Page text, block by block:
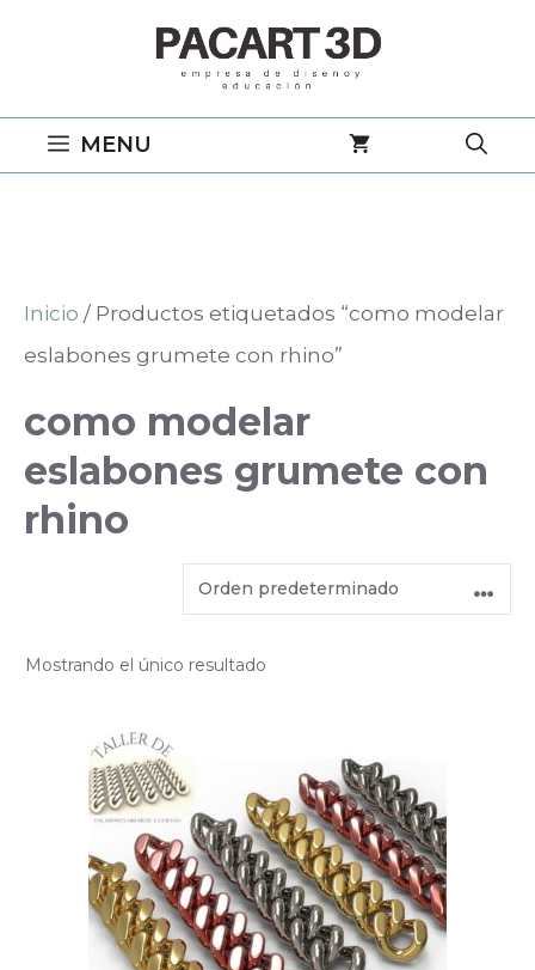
MENU
Inicio / Productos etiquetados “como modelar
eslabones grumete con rhino”
como modelar
eslabones grumete con
rhino
Mostrando el único resultado